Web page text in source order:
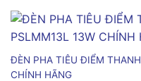
ĐÈN PHA TIÊU ĐIỂM
CHÍNH HÃNG